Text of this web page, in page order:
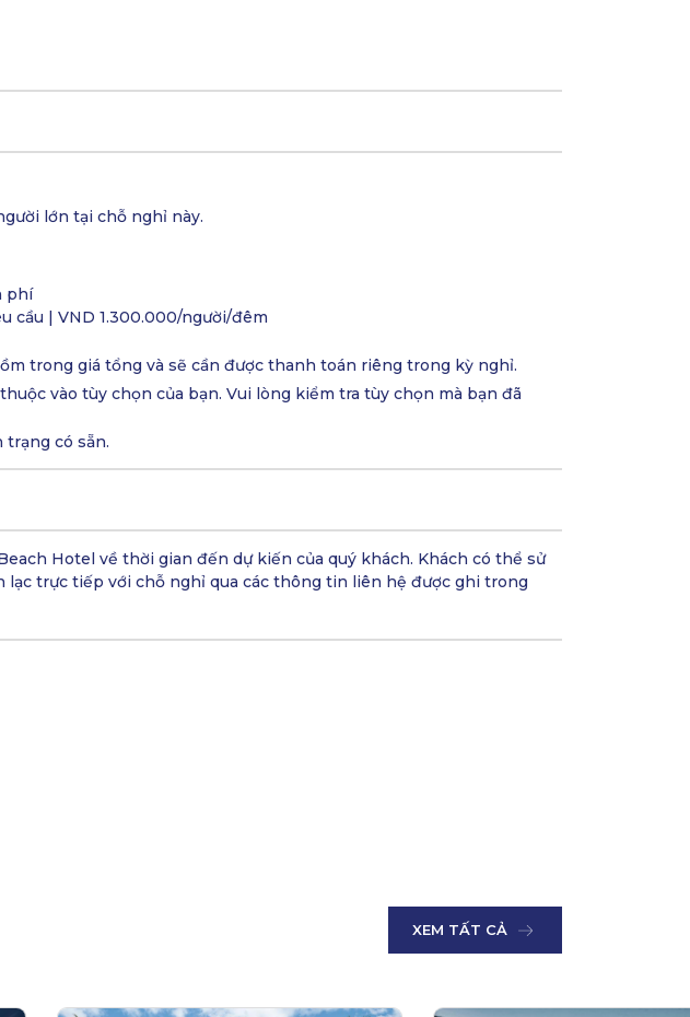
lớn tại chỗ nghỉ này.
phí
cầu | VND 1.300.000/người/đêm
trong giá tổng và sẽ cần được thanh toán riêng trong kỳ nghỉ.
vào tùy chọn của bạn. Vui lòng kiểm tra tùy chọn mà bạn đã
có sẵn.
Hotel về thời gian đến dự kiến của quý khách. Khách có thể sử
trực tiếp với chỗ nghỉ qua các thông tin liên hệ được ghi trong
XEM TẤT CẢ